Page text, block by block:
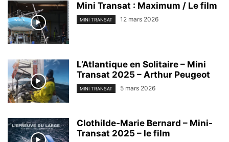
Mini Transat : Maximum / Le film
MINI TRANSAT 12 mars 2026
L’Atlantique en Solitaire – Mini
Transat 2025 – Arthur Peugeot
MINI TRANSAT 5 mars 2026
Clothilde-Marie Bernard – Mini-
Transat 2025 – le film